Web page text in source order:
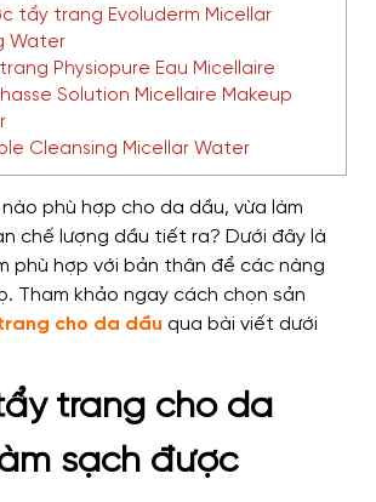
tẩy trang Evoluderm Micellar
Water
trang Physiopure Eau Micellaire
Solution Micellaire Makeup
Cleansing Micellar Water
phù hợp cho da dầu, vừa làm
chế lượng dầu tiết ra? Dưới đây là
phù hợp với bản thân để các nàng
Tham khảo ngay cách chọn sản
cho da dầu qua bài viết dưới
trang cho da
sạch được